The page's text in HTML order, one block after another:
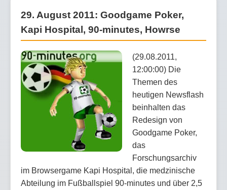
29. August 2011: Goodgame Poker,
Kapi Hospital, 90-minutes, Howrse
(29.08.2011,
12:00:00) Die
Themen des
heutigen Newsflash
beinhalten das
Redesign von
Goodgame Poker,
das
Forschungsarchiv
im Browsergame Kapi Hospital, die medzinische
Abteilung im Fußballspiel 90-minutes und über 2,5